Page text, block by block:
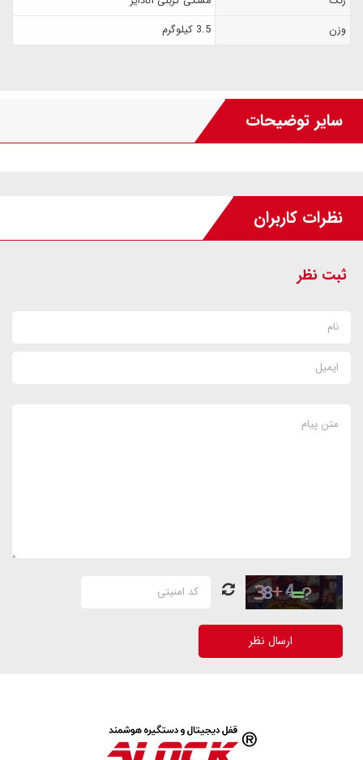
دستگیره هتلی کارتی بوده که در مواقع اضطراری میتوان از آن استفاده
کرد. قفل بدنه این دستگیره دارای زبونه ضدکارت می‌باشد.
وزن
3.5 کیلوگرم
سایر توضیحات
نظرات کاربران
ثبت نظر
ارسال نظر